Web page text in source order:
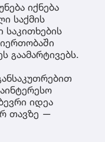
იქნება
საქმის
გაამარტივებს.
იდეა
თავზე —